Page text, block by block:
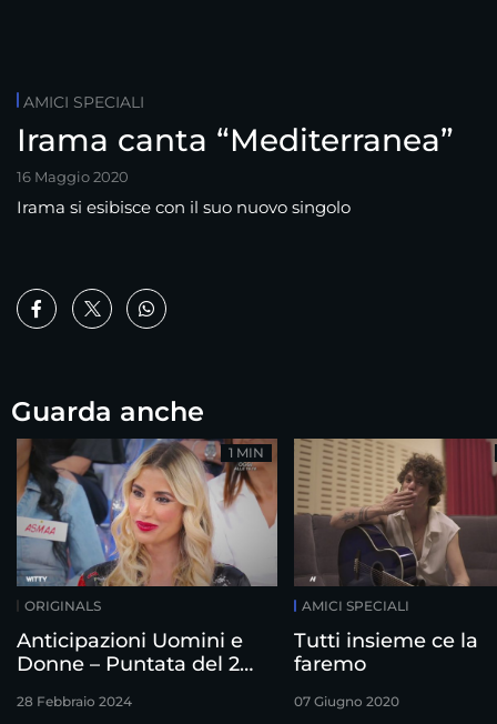
AMICI SPECIALI
Irama canta “Mediterranea”
16 Maggio 2020
Irama si esibisce con il suo nuovo singolo
Guarda anche
ORIGINALS
Anticipazioni Uomini e
Donne – Puntata del 28
28 Febbraio 2024
1 MIN
AMICI SPECIALI
Tutti insieme ce la
faremo
07 Giugno 2020